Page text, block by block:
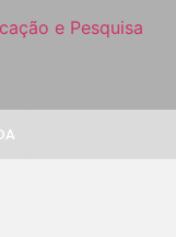
e Pesquisa